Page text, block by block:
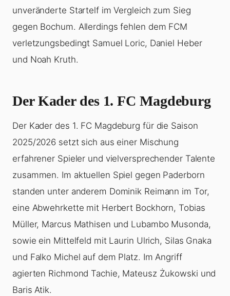
unveränderte Startelf im Vergleich zum Sieg
gegen Bochum. Allerdings fehlen dem FCM
verletzungsbedingt Samuel Loric, Daniel Heber
und Noah Kruth.
Der Kader des 1. FC Magdeburg
Der Kader des 1. FC Magdeburg für die Saison
2025/2026 setzt sich aus einer Mischung
erfahrener Spieler und vielversprechender Talente
zusammen. Im aktuellen Spiel gegen Paderborn
standen unter anderem Dominik Reimann im Tor,
eine Abwehrkette mit Herbert Bockhorn, Tobias
Müller, Marcus Mathisen und Lubambo Musonda,
sowie ein Mittelfeld mit Laurin Ulrich, Silas Gnaka
und Falko Michel auf dem Platz. Im Angriff
agierten Richmond Tachie, Mateusz Żukowski und
Baris Atik.